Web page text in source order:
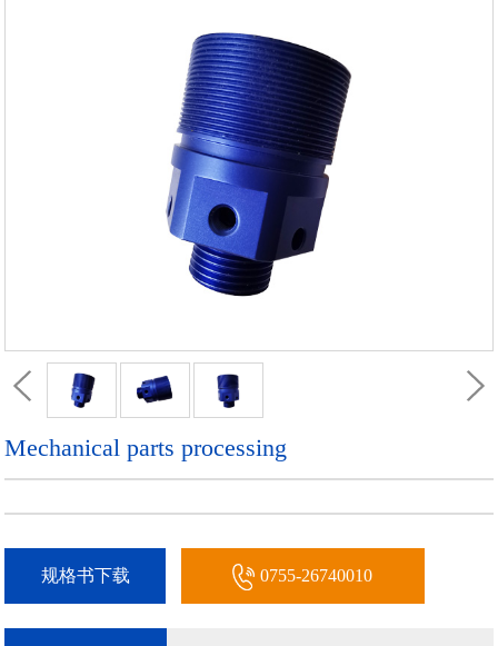
Mechanical parts processing
规格书下载 0755-26740010